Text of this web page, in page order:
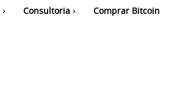
Consultoria Comprar Bitcoin